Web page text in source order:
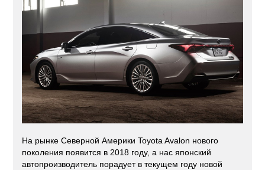
На рынке Северной Америки Toyota Avalon нового
поколения появится в 2018 году, а нас японский
автопроизводитель порадует в текущем году новой